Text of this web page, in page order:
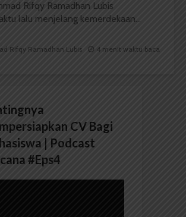
Rifqy Ramadhan Lubis
lalu menjelang kemerdekaan...
Rifqy Ramadhan Lubis 4 menit waktu baca
CV Bagi
| Podcast
#Eps4